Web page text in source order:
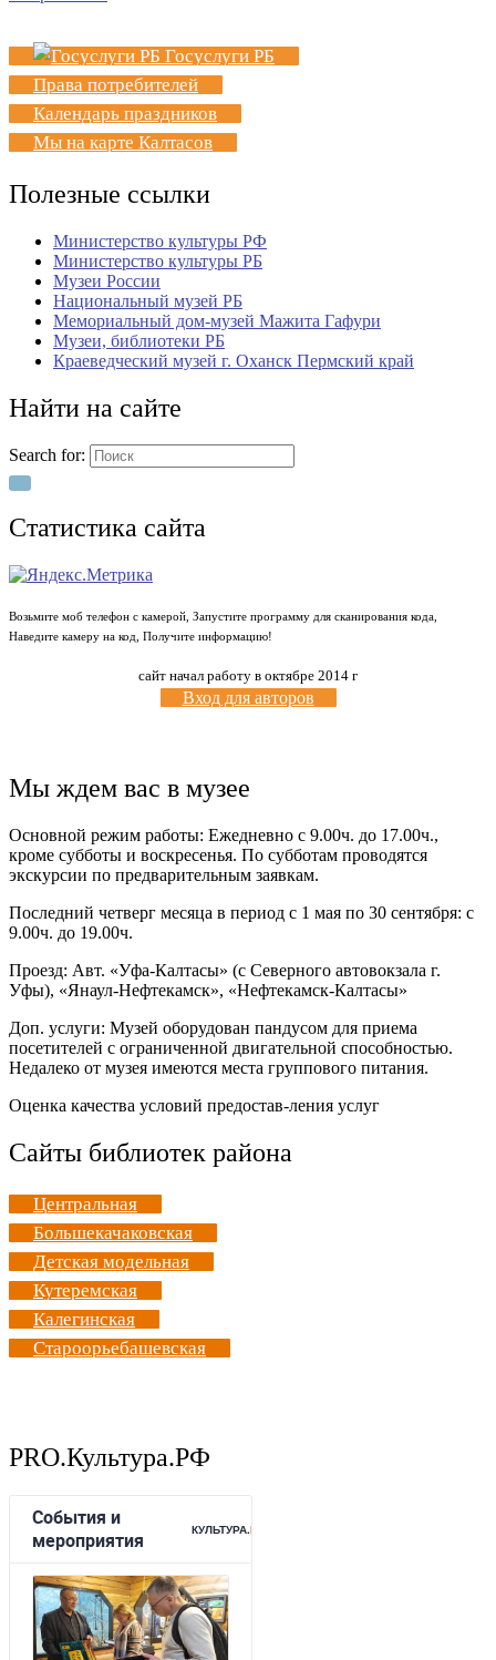
Госуслуги РБ
Права потребителей
Календарь праздников
Мы на карте Калтасов
Полезные ссылки
Министерство культуры РФ
Министерство культуры РБ
Музеи России
Национальный музей РБ
Мемориальный дом-музей Мажита Гафури
Музеи, библиотеки РБ
Краеведческий музей г. Оханск Пермский край
Найти на сайте
Search for:
Статистика сайта
Возьмите моб телефон с камерой, Запустите программу для сканирования кода,
Наведите камеру на код, Получите информацию!
сайт начал работу в октябре 2014 г
Вход для авторов
Мы ждем вас в музее
Основной режим работы: Ежедневно с 9.00ч. до 17.00ч.,
кроме субботы и воскресенья. По субботам проводятся
экскурсии по предварительным заявкам.
Последний четверг месяца в период с 1 мая по 30 сентября: с
9.00ч. до 19.00ч.
Проезд: Авт. «Уфа-Калтасы» (с Северного автовокзала г.
Уфы), «Янаул-Нефтекамск», «Нефтекамск-Калтасы»
Доп. услуги: Музей оборудован пандусом для приема
посетителей с ограниченной двигательной способностью.
Недалеко от музея имеются места группового питания.
Оценка качества условий предостав-ления услуг
Сайты библиотек района
Центральная
Большекачаковская
Детская модельная
Кутеремская
Калегинская
Староорьебашевская
PRO.Культура.РФ